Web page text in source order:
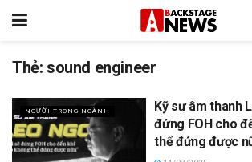
Thẻ:sound engineer
NGƯỜI TRONG NGÀNH
Kỹ sư âm thanh
đứng FOH cho
thể đứng được